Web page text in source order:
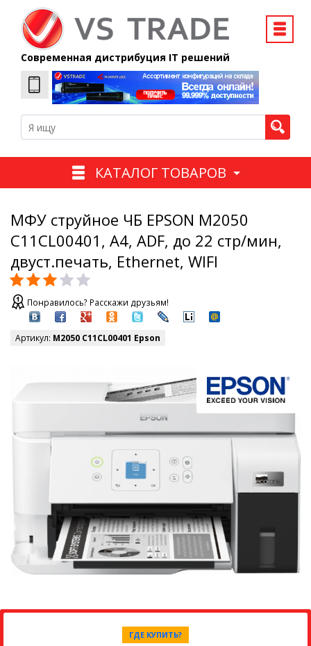
Современная дистрибуция IT решений
КАТАЛОГ ТОВАРОВ
МФУ струйное ЧБ EPSON M2050
C11CL00401, А4, ADF, до 22 стр/мин,
двуст.печать, Ethernet, WIFI
Понравилось? Расскажи друзьям!
Артикул: M2050 C11CL00401 Epson
ГДЕ КУПИТЬ?